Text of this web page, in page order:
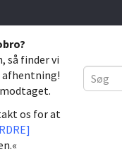
så finder vi
afhentning!
os for at